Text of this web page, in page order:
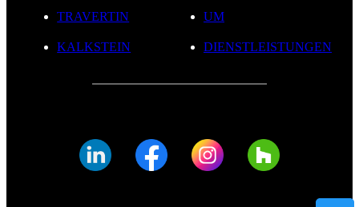
TRAVERTIN
KALKSTEIN
UM
DIENSTLEISTUNGEN